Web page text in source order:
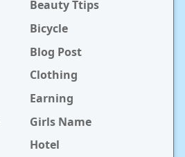
Beauty Ttips
Bicycle
Blog Post
Clothing
Earning
Girls Name
Hotel